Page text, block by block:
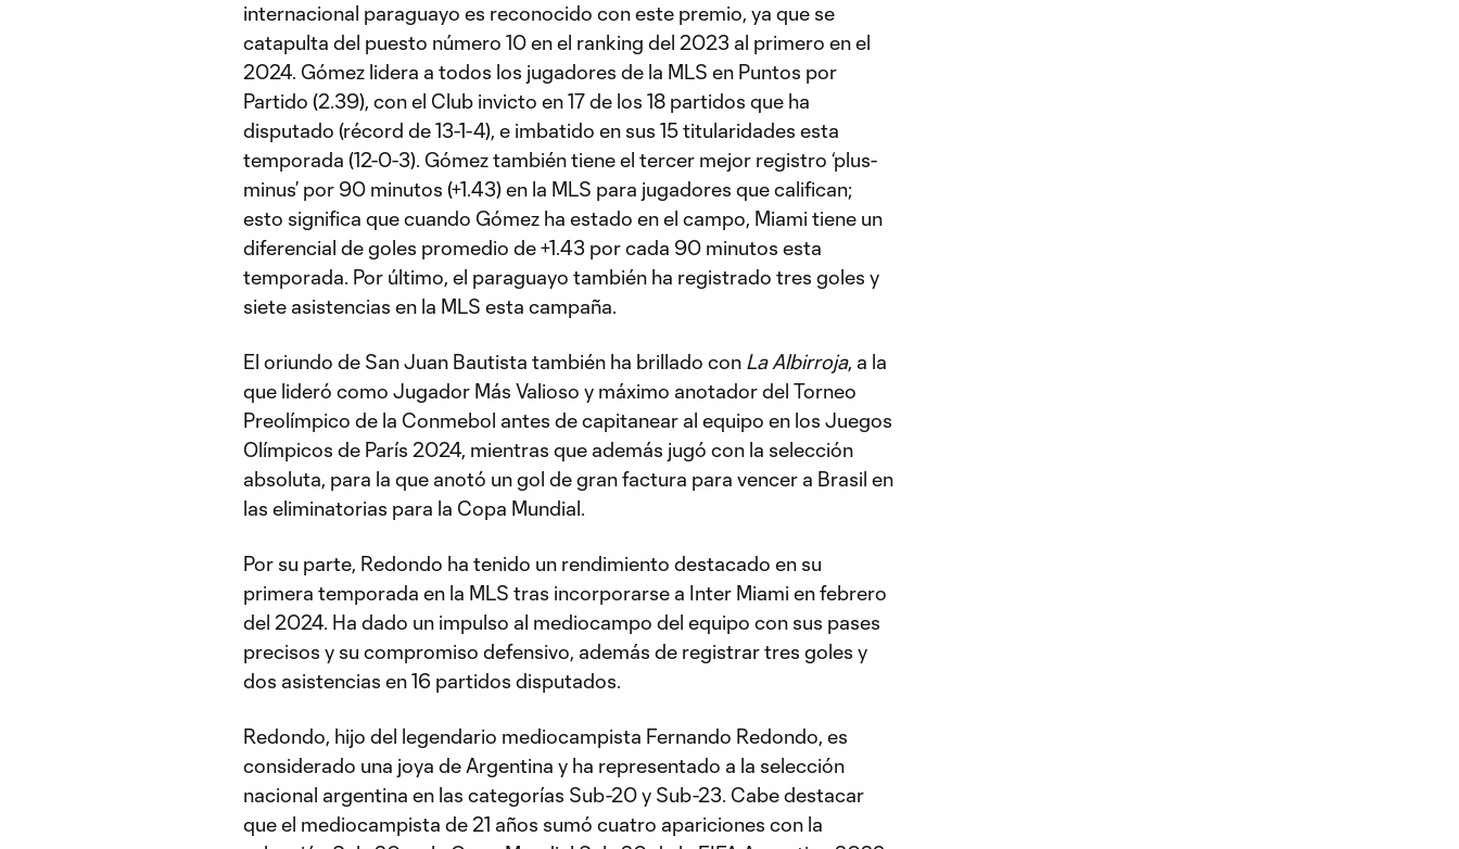
internacional paraguayo es reconocido con este premio, ya que se
catapulta del puesto número 10 en el ranking del 2023 al primero en el
2024. Gómez lidera a todos los jugadores de la MLS en Puntos por
Partido (2.39), con el Club invicto en 17 de los 18 partidos que ha
disputado (récord de 13-1-4), e imbatido en sus 15 titularidades esta
temporada (12-0-3). Gómez también tiene el tercer mejor registro ‘plus-
minus’ por 90 minutos (+1.43) en la MLS para jugadores que califican;
esto significa que cuando Gómez ha estado en el campo, Miami tiene un
diferencial de goles promedio de +1.43 por cada 90 minutos esta
temporada. Por último, el paraguayo también ha registrado tres goles y
siete asistencias en la MLS esta campaña.
El oriundo de San Juan Bautista también ha brillado con La Albirroja, a la
que lideró como Jugador Más Valioso y máximo anotador del Torneo
Preolímpico de la Conmebol antes de capitanear al equipo en los Juegos
Olímpicos de París 2024, mientras que además jugó con la selección
absoluta, para la que anotó un gol de gran factura para vencer a Brasil en
las eliminatorias para la Copa Mundial.
Por su parte, Redondo ha tenido un rendimiento destacado en su
primera temporada en la MLS tras incorporarse a Inter Miami en febrero
del 2024. Ha dado un impulso al mediocampo del equipo con sus pases
precisos y su compromiso defensivo, además de registrar tres goles y
dos asistencias en 16 partidos disputados.
Redondo, hijo del legendario mediocampista Fernando Redondo, es
considerado una joya de Argentina y ha representado a la selección
nacional argentina en las categorías Sub-20 y Sub-23. Cabe destacar
que el mediocampista de 21 años sumó cuatro apariciones con la